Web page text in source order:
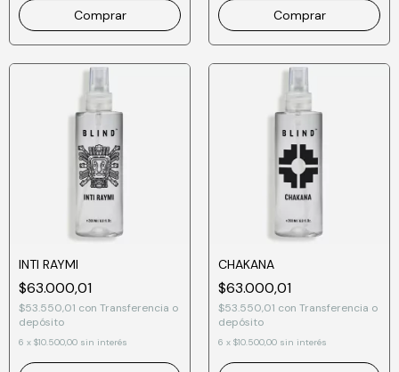
INTI RAYMI
$63.000,01
$53.550,01 con Transferencia o
depósito
6 x $10.500,00 sin interés
CHAKANA
$63.000,01
$53.550,01 con Transferencia o
depósito
6 x $10.500,00 sin interés